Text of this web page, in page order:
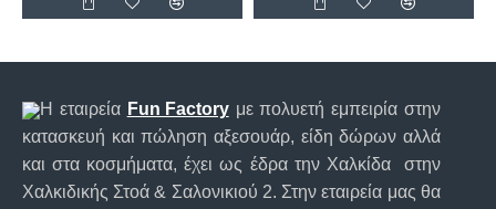
Η εταιρεία Fun Factory με πολυετή εμπειρία στην
κατασκευή και πώληση αξεσουάρ, είδη δώρων αλλά
και στα κοσμήματα, έχει ως έδρα την Χαλκίδα στην
Χαλκιδικής Στοά & Σαλονικιού 2. Στην εταιρεία μας θα